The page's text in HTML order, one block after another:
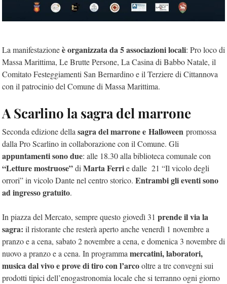
La manifestazioneè organizzata da 5 associazioni locali: Pro loco di
Massa Marittima, Le Brutte Persone, La Casina di Babbo Natale, il
Comitato Festeggiamenti San Bernardino e il Terziere di Cittannova
con il patrocinio del Comune di Massa Marittima.
A Scarlino la sagra del marrone
Seconda edizione della sagra del marrone e Halloween promossa
dalla Pro Scarlino in collaborazione con il Comune. Gli
appuntamenti sono due: alle 18.30 alla biblioteca comunale con
“Letture mostruose”di Marta Ferrie dalle 21 “Il vicolo degli
orrori” in vicolo Dante nel centro storico. Entrambi gli eventi sono
ad ingresso gratuito.
In piazza del Mercato, sempre questo giovedì 31 prende il via la
sagra: il ristorante che resterà aperto anche venerdì 1 novembre a
pranzo e a cena, sabato 2 novembre a cena, e domenica 3 novembre di
nuovo a pranzo e a cena. In programma mercatini, laboratori,
musica dal vivo e prove di tiro con l’arcooltre a tre convegni sui
prodotti tipici dell’enogastronomia locale che si terranno ogni giorno